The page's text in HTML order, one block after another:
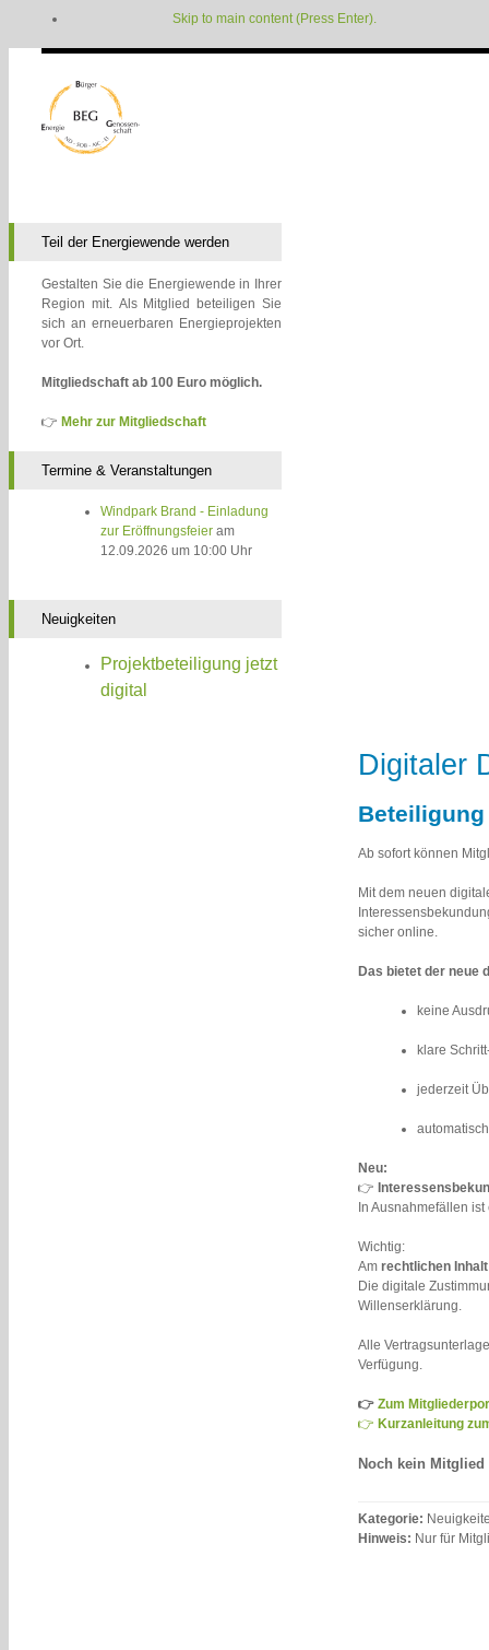
Skip to main content (Press Enter).
Teil der Energiewende werden
Gestalten Sie die Energiewende in Ihrer
Region mit. Als Mitglied beteiligen Sie
sich an erneuerbaren Energieprojekten
vor Ort.
Mitgliedschaft ab 100 Euro möglich.
👉 Mehr zur Mitgliedschaft
Termine & Veranstaltungen
Windpark Brand - Einladung
zur Eröffnungsfeier am
12.09.2026 um 10:00 Uhr
Neuigkeiten
Projektbeteiligung jetzt
digital
Digitaler
Ab sofort können
Mit dem neuen
sicher online.
Das bietet der neue
keine
klare
jederzeit
Neu:
👉
In Ausnahmefällen
Wichtig:
Am rechtlichen
Die digitale
Willenserklärung.
Alle
Verfügung.
👉 Zum
👉 Kurzanleitung
Noch kein
Kategorie:
Hinweis: Nur für